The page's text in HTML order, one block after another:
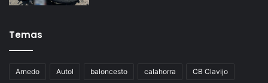
Temas
Arnedo Autol baloncesto calahorra CB Clavijo